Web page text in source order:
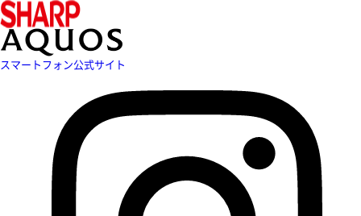
スマートフォン公式サイト